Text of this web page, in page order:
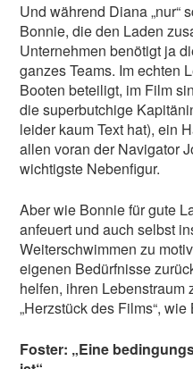
Und während Diana „nur“
Bonnie, die den Laden
Unternehmen benötigt ja
ganzes Teams. Im echten
Booten beteiligt, im Film
die superbutchige
leider kaum Text hat), ein
allen voran der Navigator
wichtigste Nebenfigur.
Aber wie Bonnie für gute
anfeuert und auch selbst
Weiterschwimmen zu
eigenen Bedürfnisse
helfen, ihren Lebenstraum
„Herzstück des Films“,
Foster: „Eine